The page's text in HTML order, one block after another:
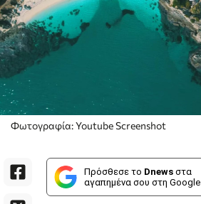
Φωτογραφία: Youtube Screenshot
Πρόσθεσε το Dnews στα
αγαπημένα σου στη Google